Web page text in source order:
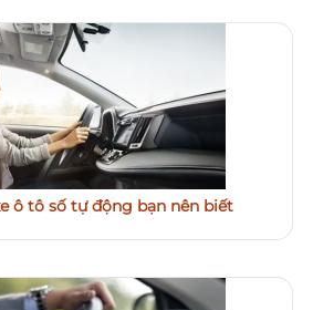
ô tô số tự động bạn nên biết